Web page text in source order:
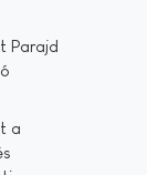
Parajd
a